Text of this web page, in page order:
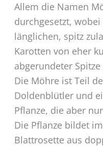
Allem die Namen
durchgesetzt,
länglichen, spitz
Karotten von eher
abgerundeter
Die Möhre ist Teil
Doldenblütler und
Pflanze, die aber
Die Pflanze bildet
Blattrosette aus